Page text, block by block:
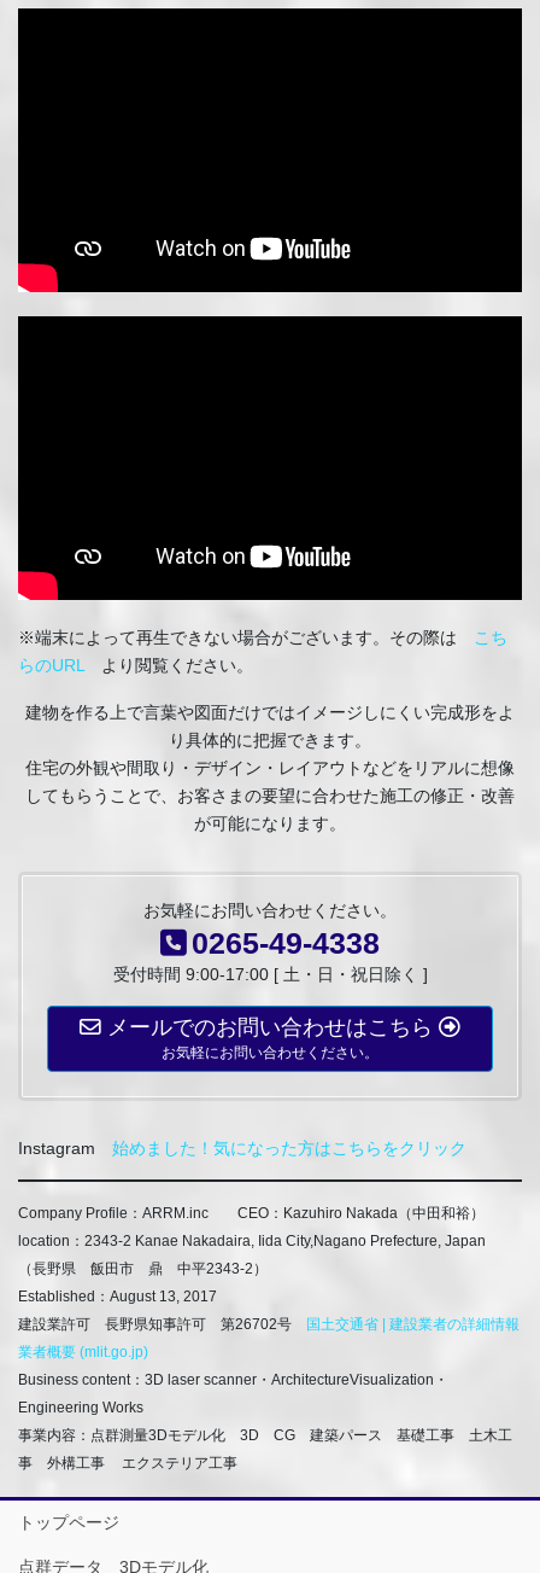
※端末によって再生できない場合がございます。その際は
こち
らのURL
より閲覧ください。
建物を作る上で言葉や図面だけではイメージしにくい完成形をよ
り具体的に把握できます。
住宅の外観や間取り・デザイン・レイアウトなどをリアルに想像
してもらうことで、お客さまの要望に合わせた施工の修正・改善
が可能になります。
お気軽にお問い合わせください。
0265-49-4338
受付時間 9:00-17:00 [ 土・日・祝日除く ]
メールでのお問い合わせはこちら
お気軽にお問い合わせください。
Instagram 始めました！気になった方はこちらをクリック
Company Profile：ARRM.inc CEO：Kazuhiro Nakada （中田和裕）
location：2343-2 Kanae Nakadaira, Iida City,Nagano Prefecture, Japan
（長野県 飯田市 鼎 中平2343-2）
Established：August 13, 2017
建設業許可 長野県知事許可 第26702号
国土交通省 | 建設業者の詳細情報
業者概要 (mlit.go.jp)
Business content：3D laser scanner・ArchitectureVisualization・
Engineering Works
事業内容：点群測量3Dモデル化 3D CG 建築パース 基礎工事 土木工
事 外構工事
エクステリア工事
トップページ
点群データ 3Dモデル化